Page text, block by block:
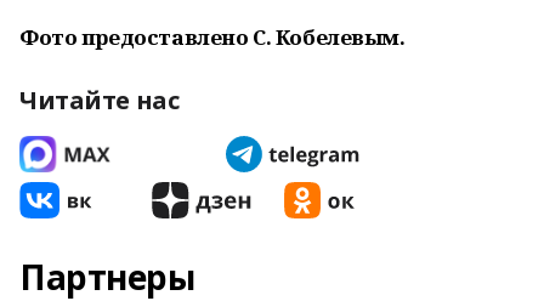
Фото предоставлено С. Кобелевым.
Читайте нас
Партнеры